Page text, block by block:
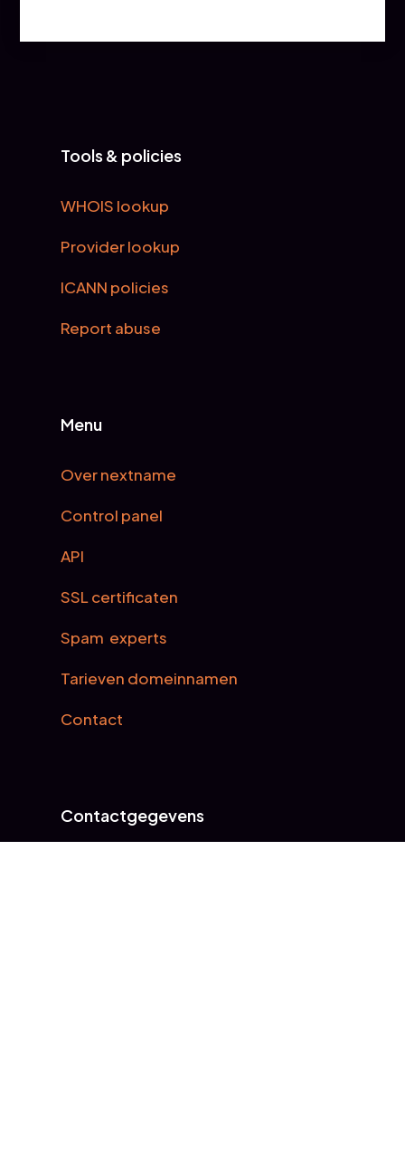
Tools & policies
WHOIS lookup
Provider lookup
ICANN policies
Report abuse
Menu
Over nextname
Control panel
API
SSL certificaten
Spam experts
Tarieven domeinnamen
Contact
Contactgegevens